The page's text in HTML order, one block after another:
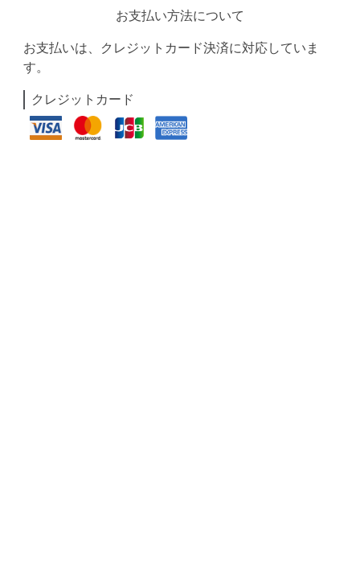
お支払い方法について
お支払いは、クレジットカード決済に対応していま
す。
クレジットカード